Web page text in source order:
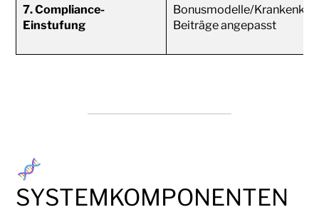
7. Compliance-
Einstufung
Bonusmodelle/
Beiträge angepasst
SYSTEMKOMPONENTEN